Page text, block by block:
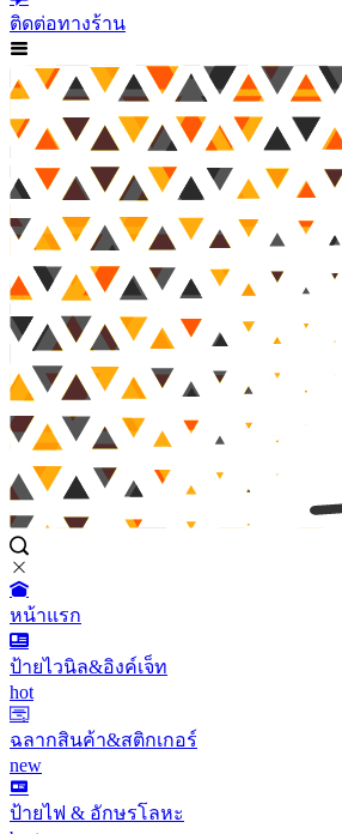
ติดต่อทางร้าน
หน้าแรก
ป้ายไวนิล&อิงค์เจ็ท
hot
ฉลากสินค้า&สติกเกอร์
new
ป้ายไฟ & อักษรโลหะ